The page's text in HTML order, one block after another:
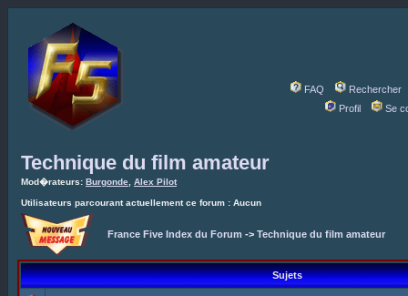
FAQ
Rechercher
Profil
Se
Technique du film amateur
Mod�rateurs: Burgonde Alex Pilot
Utilisateurs parcourant actuellement ce forum : Aucun
France Five Index du Forum -> Technique du film amateur
Sujets